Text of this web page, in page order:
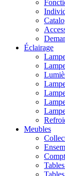
Éclairage
Meubles